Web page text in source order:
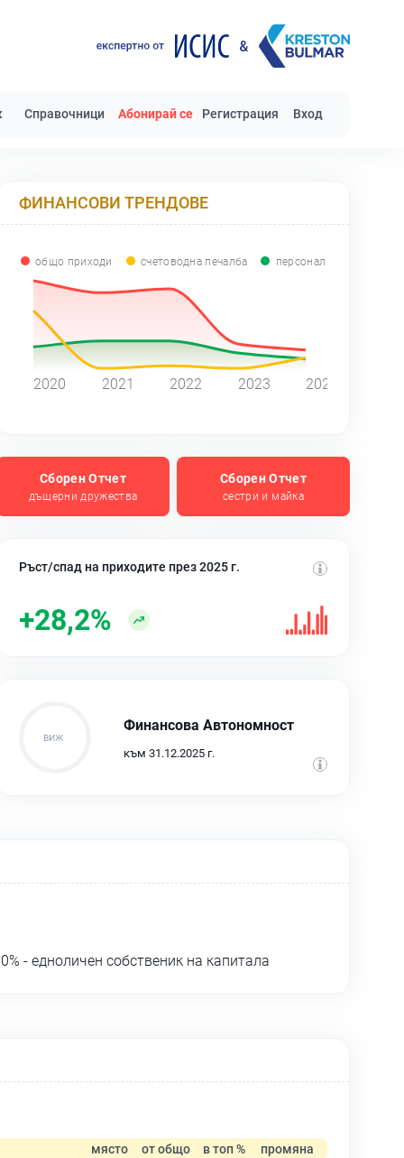
Справочници Абонирай се Регистрация Вход
ФИНАНСОВИ ТРЕНДОВЕ
общо приходи счетоводна печалба персонал
2020 2021 2022 2023 2024
Сборен Отчет
дъщерни дружества
Сборен Отчет
сестри и майка
Ръст/спад на приходите през 2025 г.
+28,2%
Финансова Автономност
към 31.12.2025 г.
- едноличен собственик на капитала
място от общо в топ %
промяна